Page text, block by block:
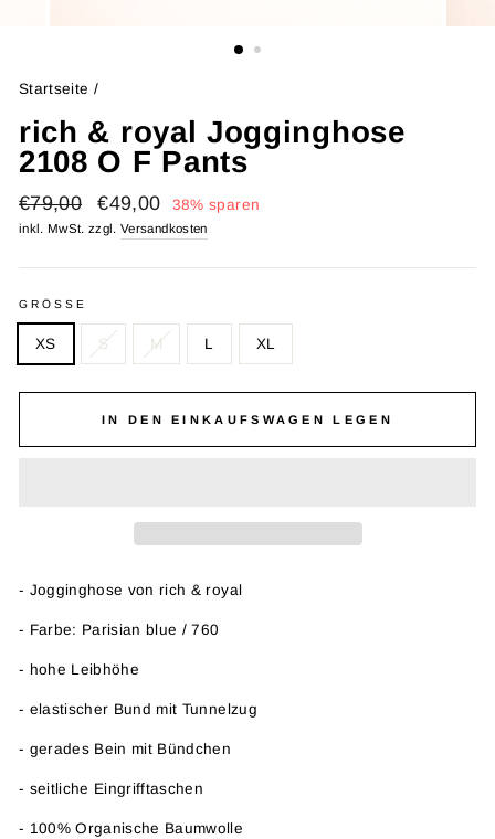
Startseite /
rich & royal Jogginghose
2108 O F Pants
Normaler
Preis
€79,00 Sonderpreis
€49,00 38% sparen
inkl. MwSt. zzgl.Versandkosten
GRÖSSE
XS S M L XL
IN DEN EINKAUFSWAGEN LEGEN
- Jogginghose von rich & royal
- Farbe: Parisian blue / 760
- hohe Leibhöhe
- elastischer Bund mit Tunnelzug
- gerades Bein mit Bündchen
- seitliche Eingrifftaschen
- 100% Organische Baumwolle